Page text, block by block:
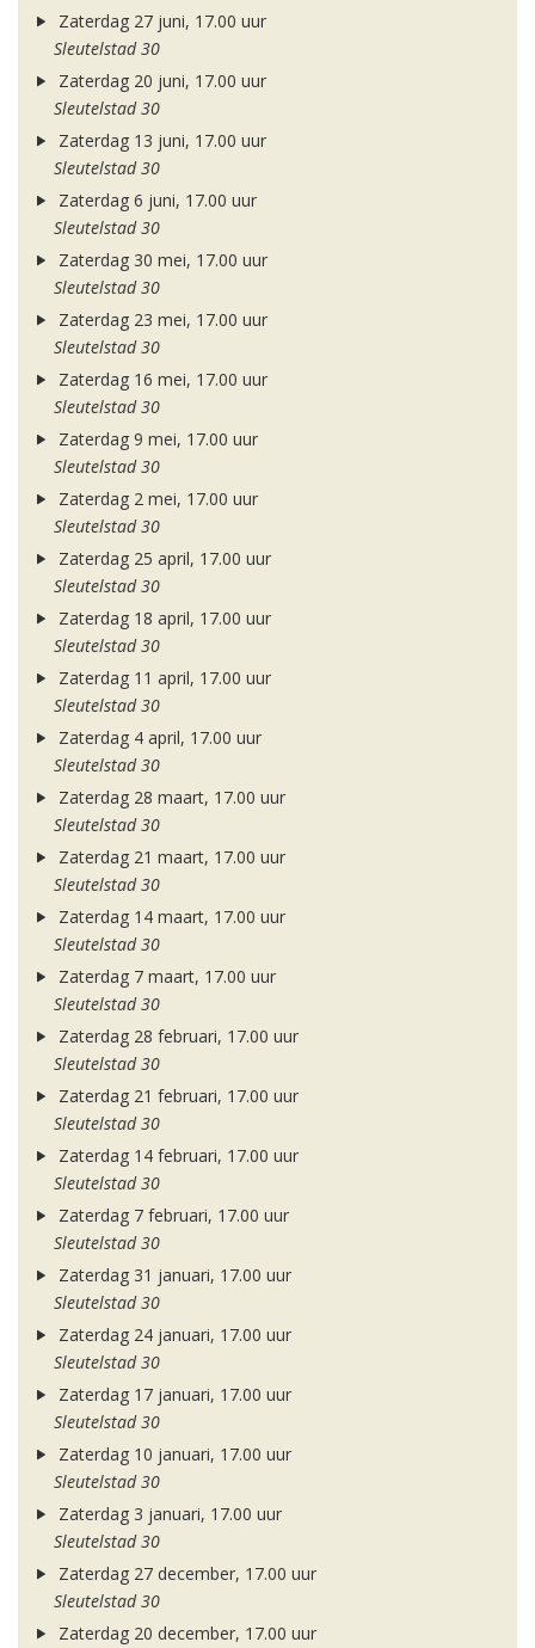
Zaterdag 27 juni, 17.00 uur
Sleutelstad 30
Zaterdag 20 juni, 17.00 uur
Sleutelstad 30
Zaterdag 13 juni, 17.00 uur
Sleutelstad 30
Zaterdag 6 juni, 17.00 uur
Sleutelstad 30
Zaterdag 30 mei, 17.00 uur
Sleutelstad 30
Zaterdag 23 mei, 17.00 uur
Sleutelstad 30
Zaterdag 16 mei, 17.00 uur
Sleutelstad 30
Zaterdag 9 mei, 17.00 uur
Sleutelstad 30
Zaterdag 2 mei, 17.00 uur
Sleutelstad 30
Zaterdag 25 april, 17.00 uur
Sleutelstad 30
Zaterdag 18 april, 17.00 uur
Sleutelstad 30
Zaterdag 11 april, 17.00 uur
Sleutelstad 30
Zaterdag 4 april, 17.00 uur
Sleutelstad 30
Zaterdag 28 maart, 17.00 uur
Sleutelstad 30
Zaterdag 21 maart, 17.00 uur
Sleutelstad 30
Zaterdag 14 maart, 17.00 uur
Sleutelstad 30
Zaterdag 7 maart, 17.00 uur
Sleutelstad 30
Zaterdag 28 februari, 17.00 uur
Sleutelstad 30
Zaterdag 21 februari, 17.00 uur
Sleutelstad 30
Zaterdag 14 februari, 17.00 uur
Sleutelstad 30
Zaterdag 7 februari, 17.00 uur
Sleutelstad 30
Zaterdag 31 januari, 17.00 uur
Sleutelstad 30
Zaterdag 24 januari, 17.00 uur
Sleutelstad 30
Zaterdag 17 januari, 17.00 uur
Sleutelstad 30
Zaterdag 10 januari, 17.00 uur
Sleutelstad 30
Zaterdag 3 januari, 17.00 uur
Sleutelstad 30
Zaterdag 27 december, 17.00 uur
Sleutelstad 30
Zaterdag 20 december, 17.00 uur